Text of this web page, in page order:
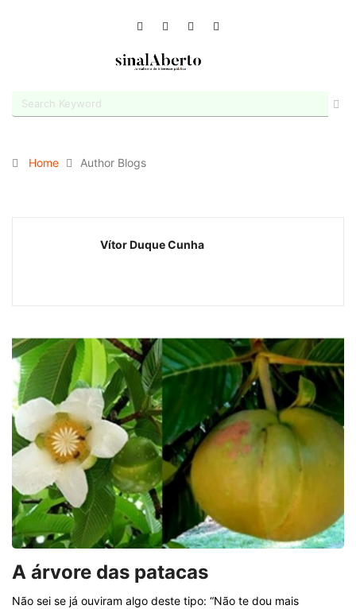
Home Author Blogs
Vítor Duque Cunha
A árvore das patacas
Não sei se já ouviram algo deste tipo: “Não te dou mais